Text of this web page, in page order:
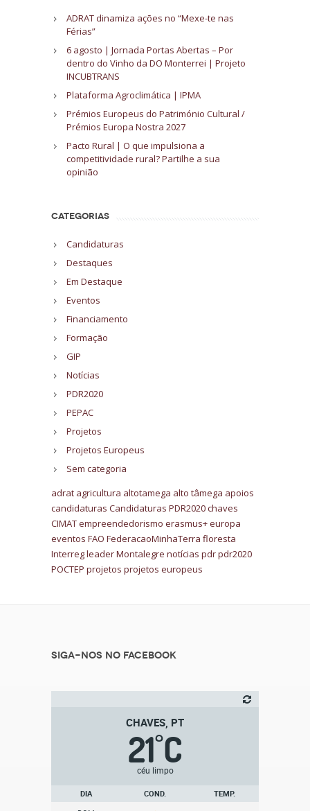
ADRAT dinamiza ações no “Mexe-te nas
Férias”
6 agosto | Jornada Portas Abertas – Por
dentro do Vinho da DO Monterrei | Projeto
INCUBTRANS
Plataforma Agroclimática | IPMA
Prémios Europeus do Património Cultural /
Prémios Europa Nostra 2027
Pacto Rural | O que impulsiona a
competitividade rural? Partilhe a sua
opinião
CATEGORIAS
Candidaturas
Destaques
Em Destaque
Eventos
Financiamento
Formação
GIP
Notícias
PDR2020
PEPAC
Projetos
Projetos Europeus
Sem categoria
adrat agricultura altotamega alto tâmega apoios
candidaturas Candidaturas PDR2020chaves
CIMATempreendedorismo erasmus+europa
eventos FAO FederacaoMinhaTerra floresta
InterregleaderMontalegre notícias pdrpdr2020
POCTEP projetos projetos europeus
Siga-nos no Facebook
CHAVES, PT
21°C
céu limpo
DIA COND.
TEMP.